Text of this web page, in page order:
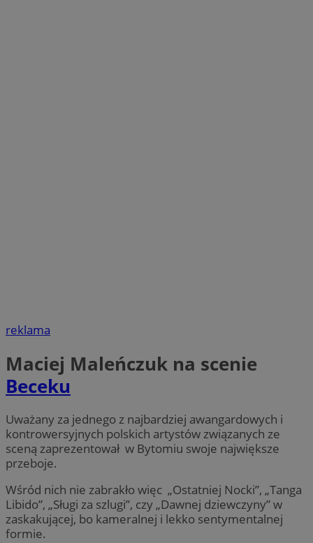
reklama
Maciej Maleńczuk na scenie
Beceku
Uważany za jednego z najbardziej awangardowych i
kontrowersyjnych polskich artystów związanych ze
sceną zaprezentował w Bytomiu swoje największe
przeboje.
Wśród nich nie zabrakło więc „Ostatniej Nocki”, „Tanga
Libido”, „Sługi za szlugi”, czy „Dawnej dziewczyny” w
zaskakującej, bo kameralnej i lekko sentymentalnej
formie.